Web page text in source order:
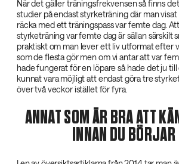
När det gäller träningsfrekvensen så finns
studier på endast styrketräning där man
räcka med ett träningspass var femte dag.
styrketräning var femte dag är sällan särskilt
praktiskt om man lever ett liv utformat efter
som de flesta gör men om vi antar att var
hade fungerat för en löpare så hade det ju till
kunnat vara möjligt att endast göra tre
över två veckor istället för fyra.
ANNAT SOM ÄR BRA ATT
INNAN DU BÖRJAR